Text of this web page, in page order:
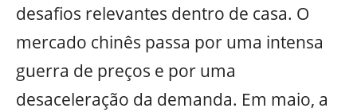
desafios relevantes dentro de casa. O
mercado chinês passa por uma intensa
guerra de preços e por uma
desaceleração da demanda. Em maio, a